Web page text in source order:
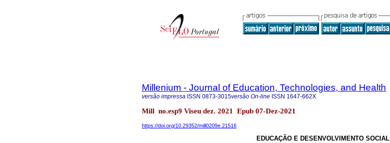
Millenium - Journal of Education, Technologies, and Health
versão impressa ISSN 0873-3015versão On-line ISSN 1647-662X
Mill no.esp9 Viseu dez. 2021 Epub 07-Dez-2021
https://doi.org/10.29352/mill0209e.21516
EDUCAÇÃO E DESENVOLVIMENTO SOCIAL